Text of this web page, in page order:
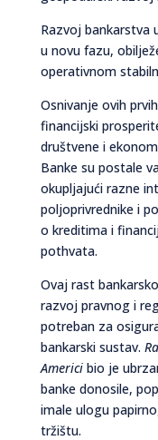
Razvoj bankarstva
u novu fazu,
operativnom
Osnivanje ovih
financijski
društvene i
Banke su postale
okupljajući razne
poljoprivrednike i
o kreditima i
pothvata.
Ovaj rast
razvoj pravnog i
potreban za
bankarski sustav.
Americibio je
banke donosile,
imale ulogu
tržištu.